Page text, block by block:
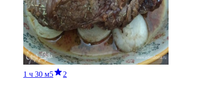
1 ч 30 м5 2